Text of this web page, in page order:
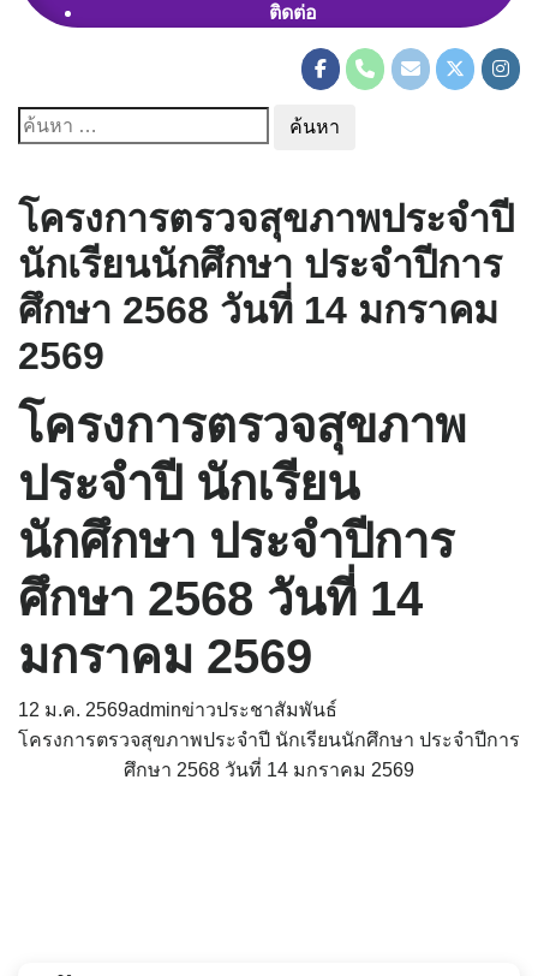
ติดต่อ
ค้นหา
สำหรับ:
โครงการตรวจสุขภาพประจำปี
นักเรียนนักศึกษา ประจำปีการ
ศึกษา 2568 วันที่ 14 มกราคม
2569
โครงการตรวจสุขภาพ
ประจำปี นักเรียน
นักศึกษา ประจำปีการ
ศึกษา 2568 วันที่ 14
มกราคม 2569
12 ม.ค. 2569adminข่าวประชาสัมพันธ์
โครงการตรวจสุขภาพประจำปี นักเรียนนักศึกษา ประจำปีการ
ศึกษา 2568 วันที่ 14 มกราคม 2569